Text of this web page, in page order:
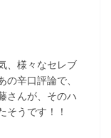
、様々なセレブ
辛口評論で、
さんが、そのハ
そうです！！